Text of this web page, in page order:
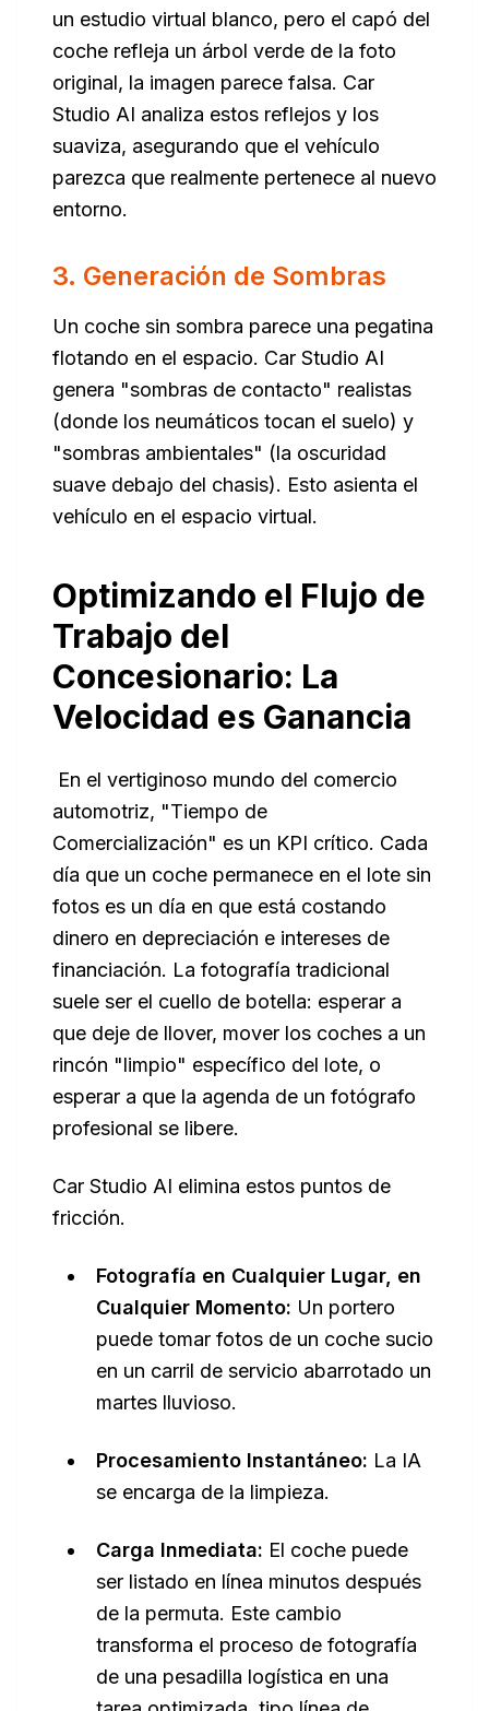
un estudio virtual blanco, pero el capó del
coche refleja un árbol verde de la foto
original, la imagen parece falsa. Car
Studio AI analiza estos reflejos y los
suaviza, asegurando que el vehículo
parezca que realmente pertenece al nuevo
entorno.
3. Generación de Sombras
Un coche sin sombra parece una pegatina
flotando en el espacio. Car Studio AI
genera "sombras de contacto" realistas
(donde los neumáticos tocan el suelo) y
"sombras ambientales" (la oscuridad
suave debajo del chasis). Esto asienta el
vehículo en el espacio virtual.
Optimizando el Flujo de
Trabajo del
Concesionario: La
Velocidad es Ganancia
En el vertiginoso mundo del comercio
automotriz, "Tiempo de
Comercialización" es un KPI crítico. Cada
día que un coche permanece en el lote sin
fotos es un día en que está costando
dinero en depreciación e intereses de
financiación. La fotografía tradicional
suele ser el cuello de botella: esperar a
que deje de llover, mover los coches a un
rincón "limpio" específico del lote, o
esperar a que la agenda de un fotógrafo
profesional se libere.
Car Studio AI elimina estos puntos de
fricción.
Fotografía en Cualquier Lugar, en
Cualquier Momento: Un portero
puede tomar fotos de un coche sucio
en un carril de servicio abarrotado un
martes lluvioso.
Procesamiento Instantáneo: La IA
se encarga de la limpieza.
Carga Inmediata: El coche puede
ser listado en línea minutos después
de la permuta. Este cambio
transforma el proceso de fotografía
de una pesadilla logística en una